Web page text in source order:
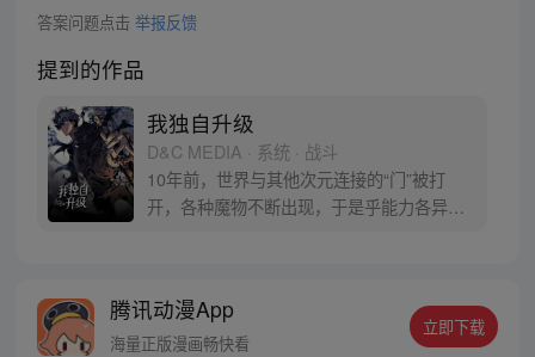
答案问题点击 举报反馈
提到的作品
我独自升级
D&C MEDIA · 系统 · 战斗
10年前，世界与其他次元连接的“门”被打
开，各种魔物不断出现，于是乎能力各异的
际，他居然获得了升级系统！在系统的利用
下，他能成为最强猎人吗？
腾讯动漫App
海量正版漫画畅快看
立即下载